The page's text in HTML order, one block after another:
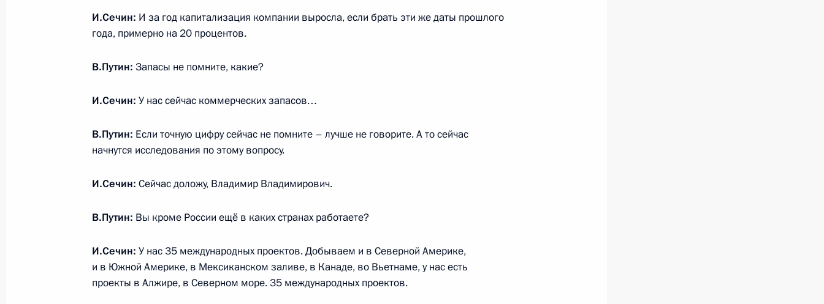
23 декабря 2013 года, 12:25
и Государственном гимне
безопасности
И.Сечин: И за год капитализация компании выросла, если брать эти же даты прошлого
года, примерно на 20 процентов.
В.Путин: Запасы не помните, какие?
И.Сечин: У нас сейчас коммерческих запасов…
В.Путин: Если точную цифру сейчас не помните – лучше не говорите. А то сейчас
начнутся исследования по этому вопросу.
И.Сечин: Сейчас доложу, Владимир Владимирович.
В.Путин: Вы кроме России ещё в каких странах работаете?
И.Сечин: У нас 35 международных проектов. Добываем и в Северной Америке,
и в Южной Америке, в Мексиканском заливе, в Канаде, во Вьетнаме, у нас есть
проекты в Алжире, в Северном море. 35 международных проектов.